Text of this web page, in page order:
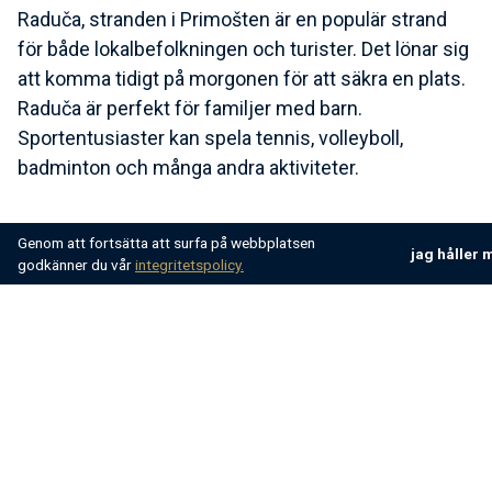
Raduča, stranden i Primošten är en populär strand
för både lokalbefolkningen och turister. Det lönar sig
att komma tidigt på morgonen för att säkra en plats.
Raduča är perfekt för familjer med barn.
Sportentusiaster kan spela tennis, volleyboll,
badminton och många andra aktiviteter.
För förfriskningar finns det en bar med otaliga
drycker eller en restaurang där du läckra dalmatiska
rätter kan njuta av.
Genom att fortsätta att surfa på webbplatsen
godkänner du vårintegritetspolicy.
jag håller